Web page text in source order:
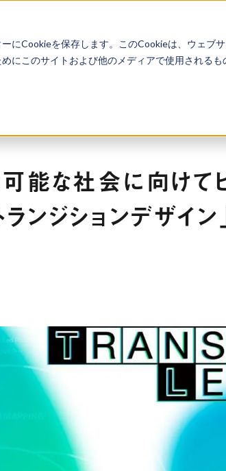
にCookieを保存します。このCookieは、ウェブ
にこのサイトおよび他のメディアで使用される
About Service
能な社会に向けて
ランジションデザ